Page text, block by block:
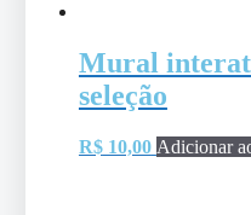
Mural
seleção
R$10,00 Adicionar